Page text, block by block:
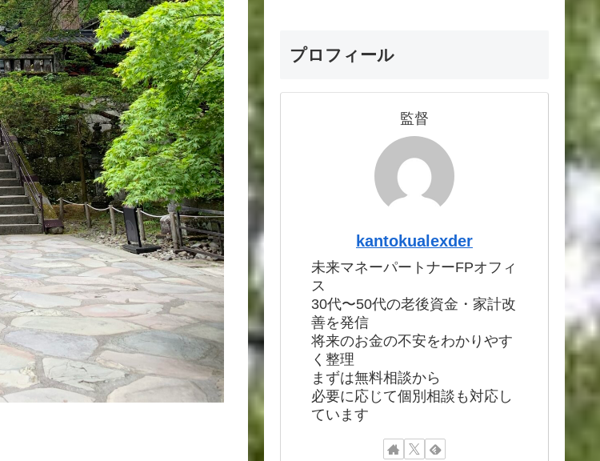
プロフィール
監督
kantokualexder
未来マネーパートナーFPオフィ
ス
30代〜50代の老後資金・家計改
善を発信
将来のお金の不安をわかりやす
く整理
まずは無料相談から
必要に応じて個別相談も対応し
ています